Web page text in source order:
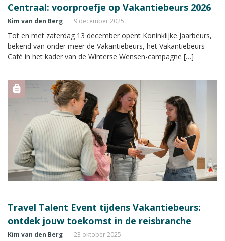
Centraal: voorproefje op Vakantiebeurs 2026
Kim van den Berg 9 december 2025
Tot en met zaterdag 13 december opent Koninklijke Jaarbeurs,
bekend van onder meer de Vakantiebeurs, het Vakantiebeurs
Café in het kader van de Winterse Wensen-campagne […]
Travel Talent Event tijdens Vakantiebeurs:
ontdek jouw toekomst in de reisbranche
Kim van den Berg 23 oktober 2025